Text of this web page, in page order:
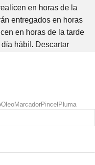
en horas de la
entregados en horas
en horas de la tarde
hábil. Descartar
OleoMarcadorPincel Pluma